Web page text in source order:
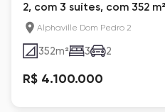
2, com 3 suítes, com 352
Alphaville Dom Pedro 2
352m² 3 2
R$ 4.100.000